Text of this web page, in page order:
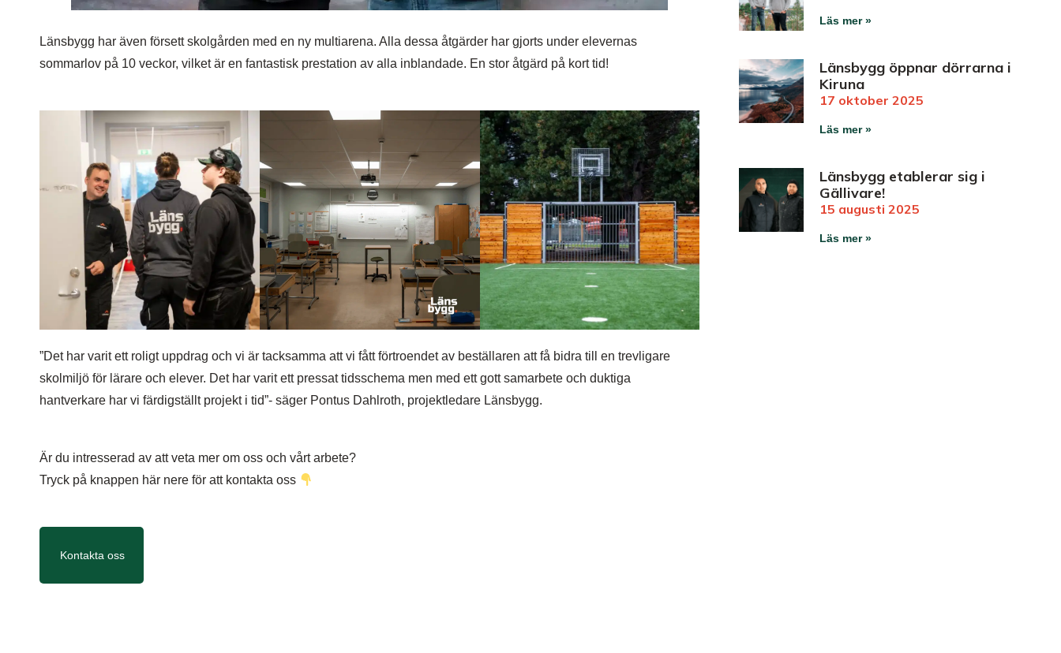
Länsbygg har även försett skolgården med en ny multiarena. Alla dessa åtgärder har gjorts under elevernas
sommarlov på 10 veckor, vilket är en fantastisk prestation av alla inblandade. En stor åtgärd på kort tid!
”Det har varit ett roligt uppdrag och vi är tacksamma att vi fått förtroendet av beställaren att få bidra till en trevligare
skolmiljö för lärare och elever. Det har varit ett pressat tidsschema men med ett gott samarbete och duktiga
hantverkare har vi färdigställt projekt i tid”- säger Pontus Dahlroth, projektledare Länsbygg.
Är du intresserad av att veta mer om oss och vårt arbete?
Tryck på knappen här nere för att kontakta oss
Kontakta oss
Läs mer »
Länsbygg öppnar dörrarna i
Kiruna
17 oktober 2025
Läs mer »
Länsbygg etablerar sig i
Gällivare!
15 augusti 2025
Läs mer »